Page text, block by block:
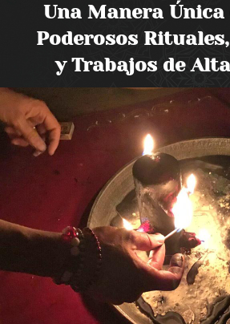
Una Manera Única
Poderosos
y Trabajos de